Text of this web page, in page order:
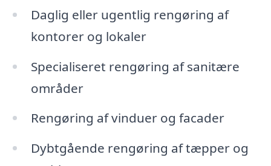
Daglig eller ugentlig rengøring af
kontorer og lokaler
Specialiseret rengøring af sanitære
områder
Rengøring af vinduer og facader
Dybtgående rengøring af tæpper og